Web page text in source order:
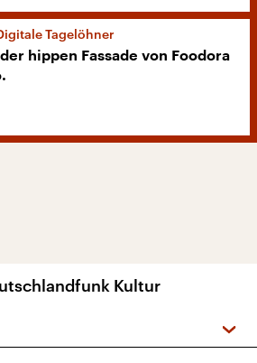
Tagelöhner
hippen Fassade von Foodora
Kultur